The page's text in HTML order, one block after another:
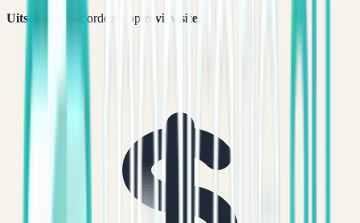
Uitstekend beoordeeld op reviewsites